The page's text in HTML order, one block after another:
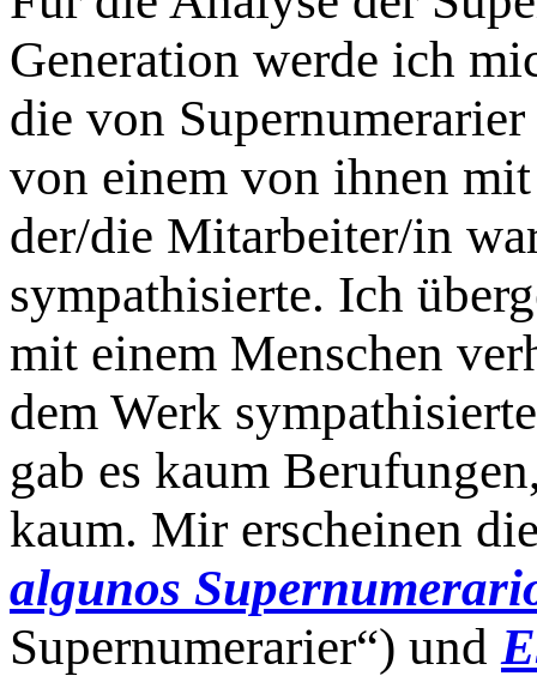
Generation werde ich
die von
von einem von ihnen
der/die Mitarbeiter/in
sympathisierte. Ich
mit einem Menschen
dem Werk
gab es kaum
kaum. Mir erscheinen
algunos
Supernumerarier“) und